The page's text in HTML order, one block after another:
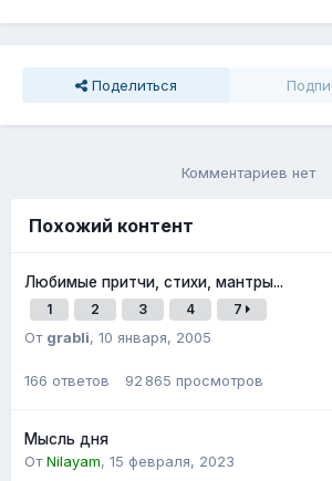
Поделиться
Комментариев нет
Похожий контент
Любимые притчи, стихи, мантры...
1 2 3 4 7
От grabli, 10 января, 2005
166 ответов 92 865 просмотров
Мысль дня
ОтNilayam, 15 февраля, 2023